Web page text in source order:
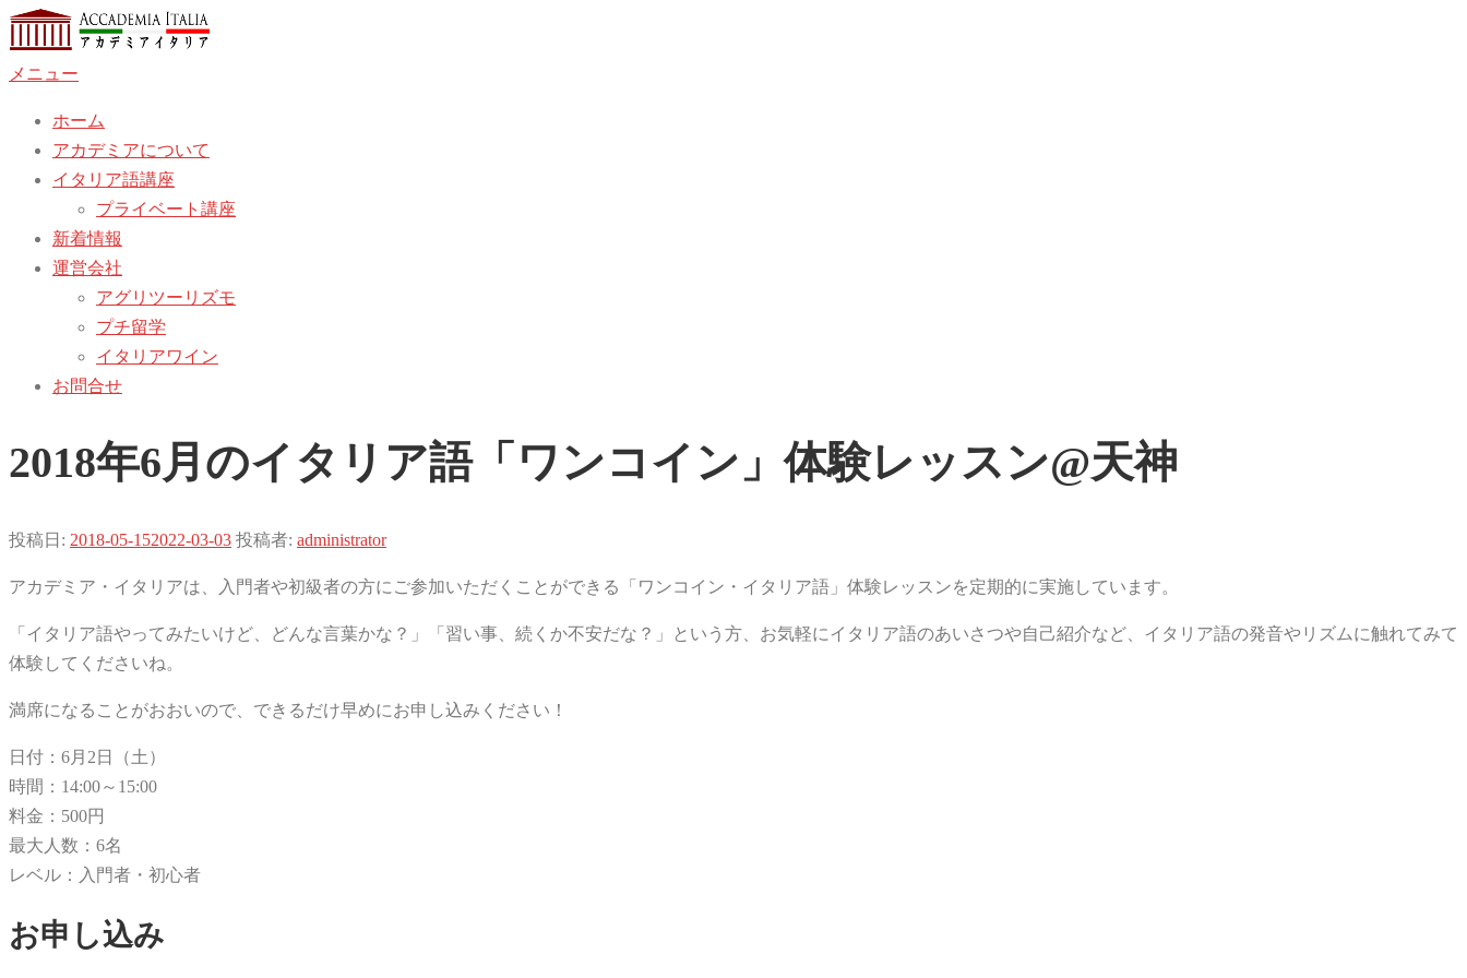
コ
ン
テ
メニュー
ホーム
アカデミアについて
イタリア語講座
プライベート講座
新着情報
運営会社
アグリツーリズモ
プチ留学
イタリアワイン
お問合せ
2018年6月のイタリア語「ワンコイン」体験レッスン@天神
投稿日: 2018-05-152022-03-03 投稿者: administrator
アカデミア・イタリアは、入門者や初級者の方にご参加いただくことができる「ワンコイン・イタリア語」体験レッスンを定期的に実施しています。
「イタリア語やってみたいけど、どんな言葉かな？」「習い事、続くか不安だな？」という方、お気軽にイタリア語のあいさつや自己紹介など、イタリア語の発音やリズムに触れてみて
体験してくださいね。
満席になることがおおいので、できるだけ早めにお申し込みください！
日付：6月2日（土）
時間：14:00～15:00
料金：500円
最大人数：6名
レベル：入門者・初心者
お申し込み